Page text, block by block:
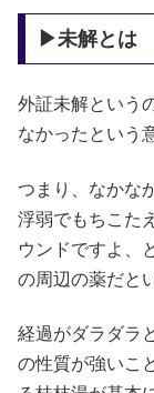
▶未解とは
外証未解という
なかったという
つまり、なかな
浮弱でもちこた
ウンドですよ、
の周辺の薬だと
経過がダラダラ
の性質が強いこ